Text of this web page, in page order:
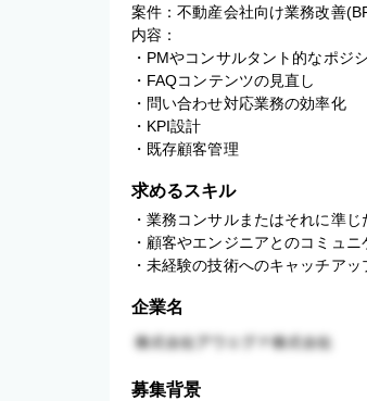
案件：不動産会社向け業務改善
内容：
・PMやコンサルタント的なポジ
・FAQコンテンツの見直し
・問い合わせ対応業務の効率化
・KPI設計
・既存顧客管理
求めるスキル
・業務コンサルまたはそれに準じ
・顧客やエンジニアとのコミュ
・未経験の技術へのキャッチア
企業名
募集背景